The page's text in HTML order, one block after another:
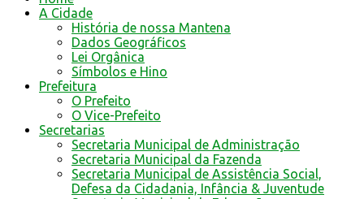
A Cidade
História de nossa Mantena
Dados Geográficos
Lei Orgânica
Símbolos e Hino
Prefeitura
O Prefeito
O Vice-Prefeito
Secretarias
Secretaria Municipal de Administração
Secretaria Municipal da Fazenda
Secretaria Municipal de Assistência Social,
Defesa da Cidadania, Infância & Juventude